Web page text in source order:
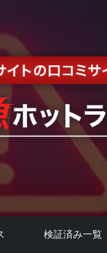
検証済み一覧